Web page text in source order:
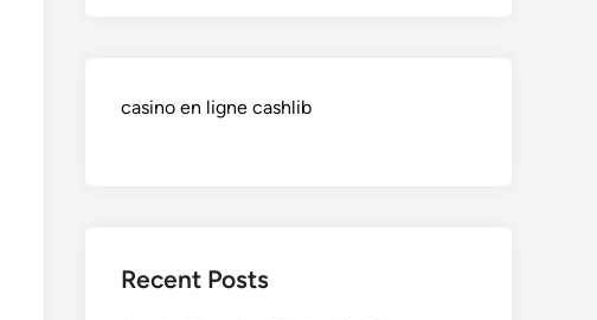
casino en ligne cashlib
Recent Posts